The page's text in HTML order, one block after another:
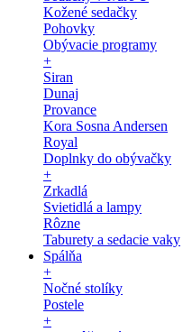
Kožené sedačky
Pohovky
Obývacie programy
+
Siran
Dunaj
Provance
Kora Sosna Andersen
Royal
Doplnky do obývačky
+
Zrkadlá
Svietidlá a lampy
Rôzne
Taburety a sedacie vaky
Spálňa
+
Nočné stolíky
Postele
+